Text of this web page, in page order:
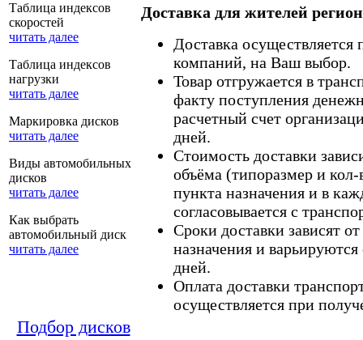
Таблица индексов
скоростей
читать далее
Таблица индексов
нагрузки
читать далее
Маркировка дисков
читать далее
Виды автомобильных
дисков
читать далее
Как выбрать
автомобильный диск
читать далее
Подбор дисков
Доставка для жителей
Доставка
компаний, на Ваш выбор.
Товар отгружается в
факту поступления
расчетный счет
дней.
Стоимость доставки
объёма (типоразмер и кол-
пункта назначения и в
согласовывается с
Сроки доставки зависят
назначения и
дней.
Оплата доставки
осуществляется при